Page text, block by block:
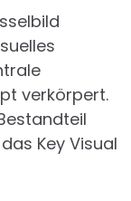
verkörpert.
Key Visual